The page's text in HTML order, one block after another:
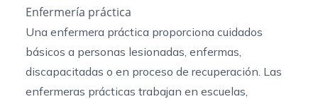
Enfermería práctica
Una enfermera práctica proporciona cuidados
básicos a personas lesionadas, enfermas,
discapacitadas o en proceso de recuperación. Las
enfermeras prácticas trabajan en escuelas,